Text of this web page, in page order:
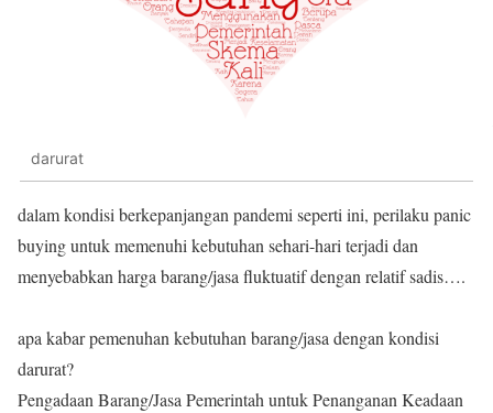
darurat
dalamkondisi berkepanjangan pandemi seperti ini, perilaku panic
buying untuk memenuhi kebutuhan sehari-hari terjadi dan
menyebabkan harga barang/jasa fluktuatif dengan relatif sadis….
apa kabar pemenuhan kebutuhan barang/jasa dengan kondisi
darurat?
Pengadaan Barang/Jasa Pemerintah untuk Penanganan Keadaan